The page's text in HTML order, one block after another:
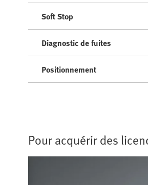
Soft Stop
Diagnostic de fuites
Positionnement
Pour acquérir des